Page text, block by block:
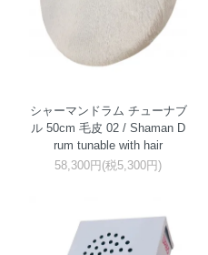
シャーマンドラム チューナブ
ル 50cm 毛皮 02 / Shaman D
rum tunable with hair
58,300円(税5,300円)